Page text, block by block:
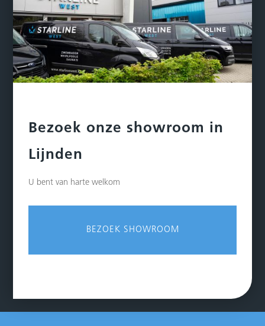
Bezoek onze showroom in
Lijnden
U bent van harte welkom
BEZOEK SHOWROOM